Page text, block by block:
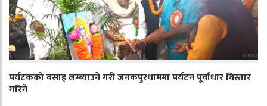
पर्यटकको बसाइ लम्ब्याउने गरी जनकपुरधाममा पर्यटन पूर्वाधार विस्तार
गरिने